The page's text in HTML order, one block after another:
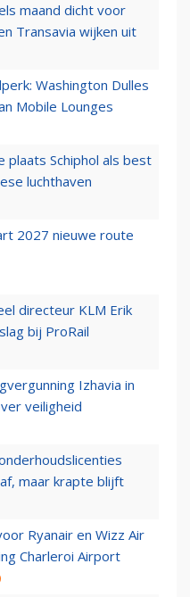
maand dicht voor
Transavia wijken uit
Washington Dulles
Mobile Lounges
plaats Schiphol als best
luchthaven
2027 nieuwe route
directeur KLM Erik
bij ProRail
Izhavia in
veiligheid
maar krapte blijft
Ryanair en Wizz Air
Charleroi Airport